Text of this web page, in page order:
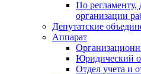
По регламенту,
организации
Депутатские
Аппарат
Юридический
Отдел учета и